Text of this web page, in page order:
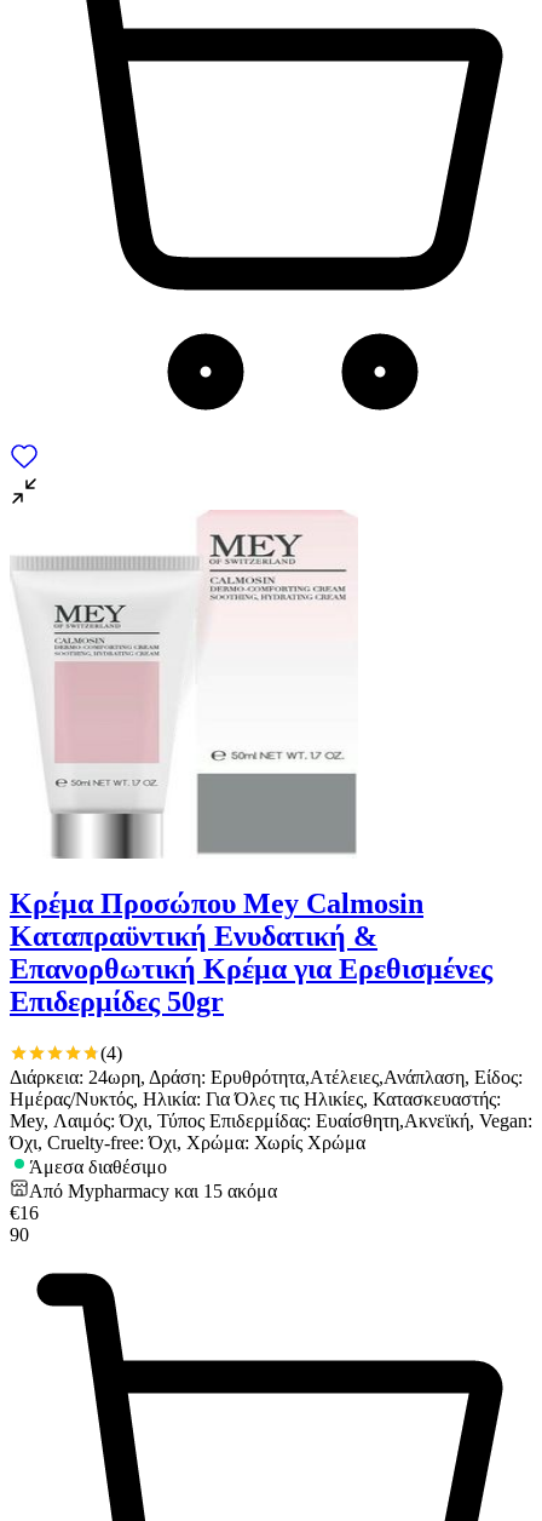
Κρέμα Προσώπου Mey Calmosin
Καταπραϋντική Ενυδατική &
Επανορθωτική Κρέμα για Ερεθισμένες
Επιδερμίδες 50gr
(4)
Διάρκεια: 24ωρη, Δράση: Ερυθρότητα,Ατέλειες,Ανάπλαση, Είδος:
Ημέρας/Νυκτός, Ηλικία: Για Όλες τις Ηλικίες, Κατασκευαστής:
Mey, Λαιμός: Όχι, Τύπος Επιδερμίδας: Ευαίσθητη,Ακνεϊκή, Vegan:
Όχι, Cruelty-free: Όχι, Χρώμα: Χωρίς Χρώμα
Άμεσα διαθέσιμο
Από Mypharmacy και 15 ακόμα
€16
90